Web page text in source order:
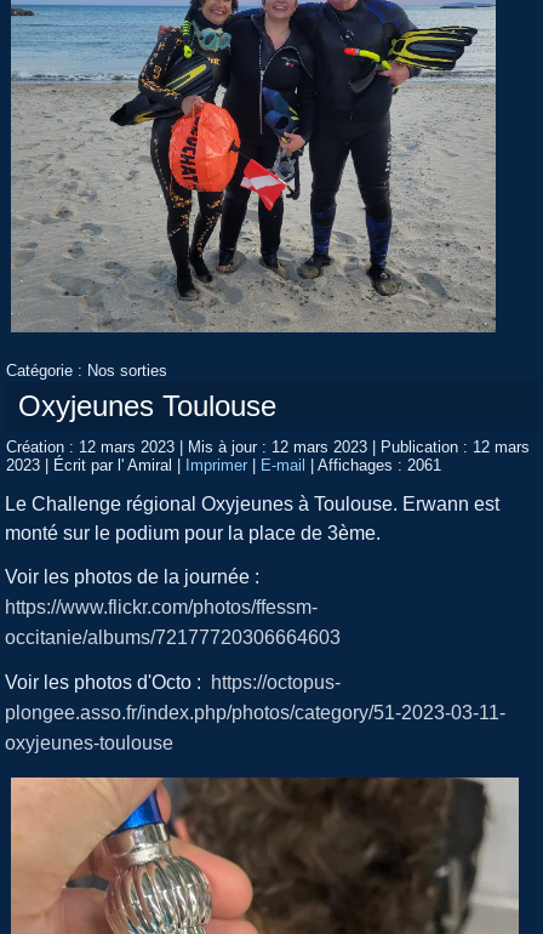
Catégorie : Nos sorties
Oxyjeunes Toulouse
Création : 12 mars 2023 | Mis à jour : 12 mars 2023 | Publication : 12 mars
2023 | Écrit par l' Amiral | Imprimer | E-mail |Affichages : 2061
Le Challenge régional Oxyjeunes à Toulouse. Erwann est
monté sur le podium pour la place de 3ème.
Voir les photos de la journée :
https://www.flickr.com/photos/ffessm-
occitanie/albums/72177720306664603
Voir les photos d'Octo : https://octopus-
plongee.asso.fr/index.php/photos/category/51-2023-03-11-
oxyjeunes-toulouse